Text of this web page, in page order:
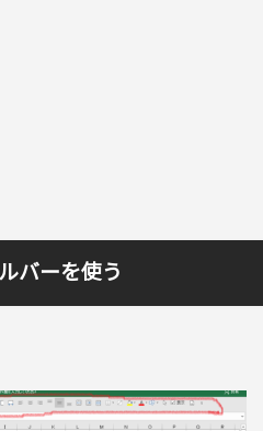
バーを使う